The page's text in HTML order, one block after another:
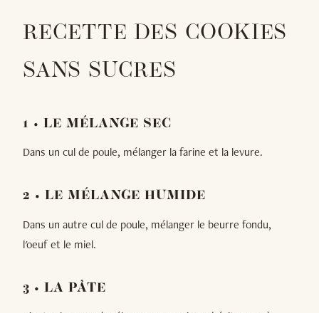
RECETTE DES COOKIES
SANS SUCRES
1 • LE MÉLANGE SEC
Dans un cul de poule, mélanger la farine et la levure.
2 • LE MÉLANGE HUMIDE
Dans un autre cul de poule, mélanger le beurre fondu,
l'oeuf et le miel.
3 • LA PÂTE